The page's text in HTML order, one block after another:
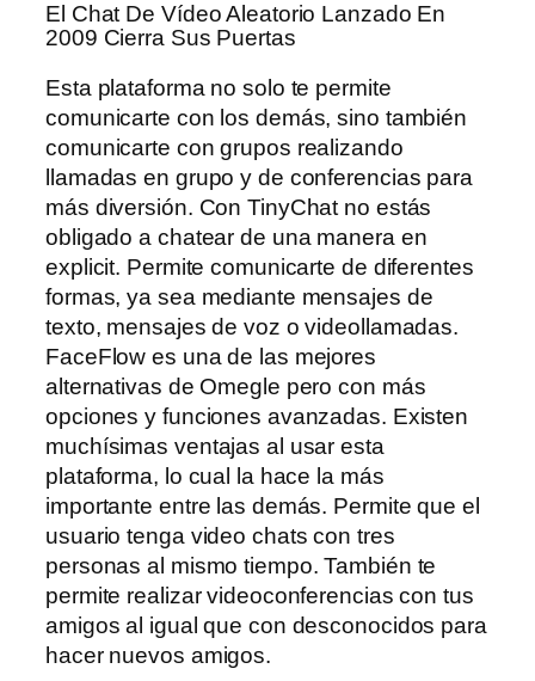
El Chat De Vídeo Aleatorio Lanzado En
2009 Cierra Sus Puertas
Esta plataforma no solo te permite
comunicarte con los demás, sino también
comunicarte con grupos realizando
llamadas en grupo y de conferencias para
más diversión. Con TinyChat no estás
obligado a chatear de una manera en
explicit. Permite comunicarte de diferentes
formas, ya sea mediante mensajes de
texto, mensajes de voz o videollamadas.
FaceFlow es una de las mejores
alternativas de Omegle pero con más
opciones y funciones avanzadas. Existen
muchísimas ventajas al usar esta
plataforma, lo cual la hace la más
importante entre las demás. Permite que el
usuario tenga video chats con tres
personas al mismo tiempo. También te
permite realizar videoconferencias con tus
amigos al igual que con desconocidos para
hacer nuevos amigos.